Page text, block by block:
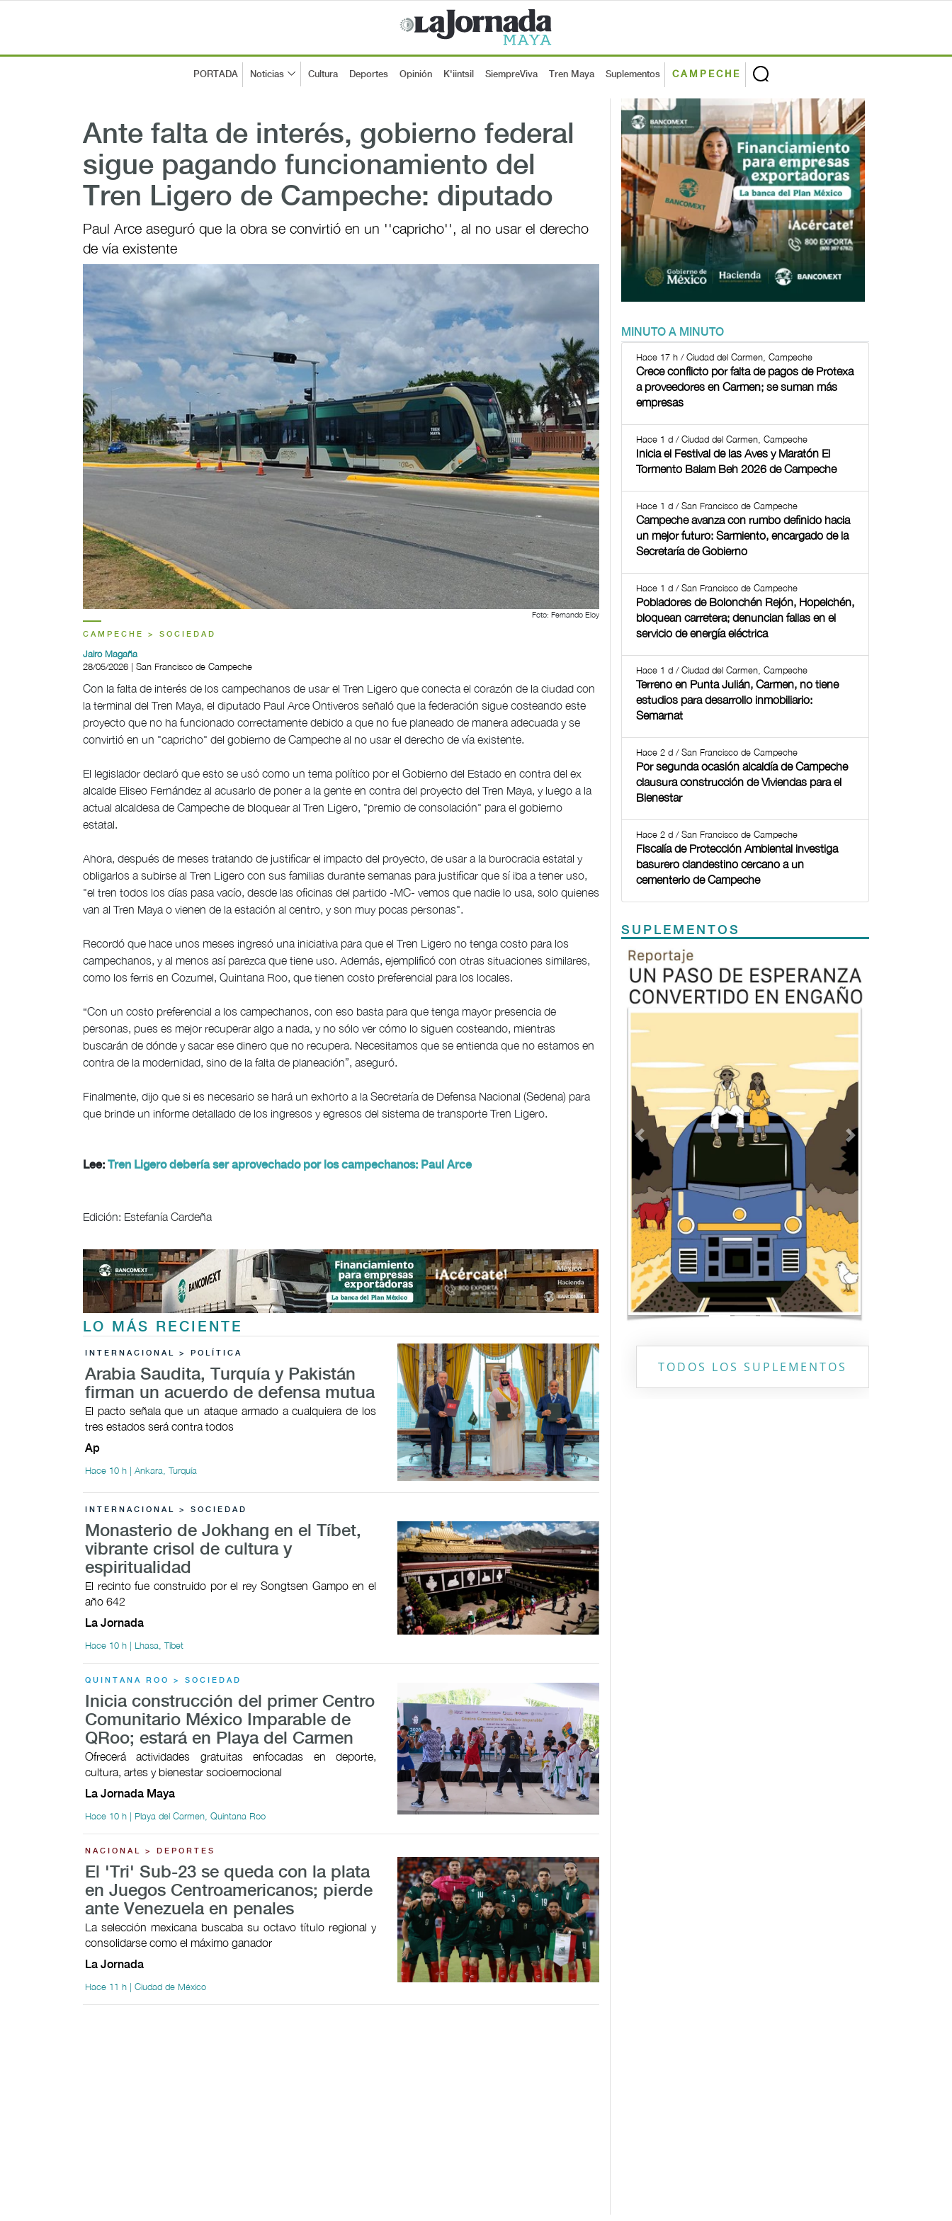
PORTADA Noticias Cultura Deportes Opinión K'iintsil SiempreViva Tren Maya Suplementos CAMPECHE
Ante falta de interés, gobierno federal
sigue pagando funcionamiento del
Tren Ligero de Campeche: diputado
Paul Arce aseguró que la obra se convirtió en un ''capricho'', al no usar el derecho
de vía existente
Foto: Fernando Eloy
CAMPECHE > SOCIEDAD
Jairo Magaña
28/05/2026 | San Francisco de Campeche
Con la falta de interés de los campechanos de usar el Tren Ligero que conecta el corazón de la ciudad con
la terminal del Tren Maya, el diputado Paul Arce Ontiveros señaló que la federación sigue costeando este
proyecto que no ha funcionado correctamente debido a que no fue planeado de manera adecuada y se
convirtió en un "capricho" del gobierno de Campeche al no usar el derecho de vía existente.
El legislador declaró que esto se usó como un tema político por el Gobierno del Estado en contra del ex
alcalde Eliseo Fernández al acusarlo de poner a la gente en contra del proyecto del Tren Maya, y luego a la
actual alcaldesa de Campeche de bloquear al Tren Ligero, "premio de consolación" para el gobierno
estatal.
Ahora, después de meses tratando de justificar el impacto del proyecto, de usar a la burocracia estatal y
obligarlos a subirse al Tren Ligero con sus familias durante semanas para justificar que sí iba a tener uso,
"el tren todos los días pasa vacío, desde las oficinas del partido -MC- vemos que nadie lo usa, solo quienes
van al Tren Maya o vienen de la estación al centro, y son muy pocas personas".
Recordó que hace unos meses ingresó una iniciativa para que el Tren Ligero no tenga costo para los
campechanos, y al menos así parezca que tiene uso. Además, ejemplificó con otras situaciones similares,
como los ferris en Cozumel, Quintana Roo, que tienen costo preferencial para los locales.
“Con un costo preferencial a los campechanos, con eso basta para que tenga mayor presencia de
personas, pues es mejor recuperar algo a nada, y no sólo ver cómo lo siguen costeando, mientras
buscarán de dónde y sacar ese dinero que no recupera. Necesitamos que se entienda que no estamos en
contra de la modernidad, sino de la falta de planeación”, aseguró.
Finalmente, dijo que si es necesario se hará un exhorto a la Secretaría de Defensa Nacional (Sedena) para
que brinde un informe detallado de los ingresos y egresos del sistema de transporte Tren Ligero.
Lee: Tren Ligero debería ser aprovechado por los campechanos: Paul Arce
Edición: Estefanía Cardeña
LO MÁS RECIENTE
INTERNACIONAL > POLÍTICA
Arabia Saudita, Turquía y Pakistán
firman un acuerdo de defensa mutua
El pacto señala que un ataque armado a cualquiera de los
tres estados será contra todos
Ap
Hace 10 h | Ankara, Turquía
INTERNACIONAL > SOCIEDAD
Monasterio de Jokhang en el Tíbet,
vibrante crisol de cultura y
espiritualidad
El recinto fue construido por el rey Songtsen Gampo en el
año 642
La Jornada
Hace 10 h | Lhasa, Tíbet
QUINTANA ROO > SOCIEDAD
Inicia construcción del primer Centro
Comunitario México Imparable de
QRoo; estará en Playa del Carmen
Ofrecerá actividades gratuitas enfocadas en deporte,
cultura, artes y bienestar socioemocional
La Jornada Maya
Hace 10 h | Playa del Carmen, Quintana Roo
NACIONAL > DEPORTES
El 'Tri' Sub-23 se queda con la plata
en Juegos Centroamericanos; pierde
ante Venezuela en penales
La selección mexicana buscaba su octavo título regional y
consolidarse como el máximo ganador
La Jornada
Hace 11 h | Ciudad de México
MINUTO A MINUTO
Hace 17 h / Ciudad del Carmen, Campeche
Crece conflicto por falta de pagos de Protexa
a proveedores en Carmen; se suman más
empresas
Hace 1 d / Ciudad del Carmen, Campeche
Inicia el Festival de las Aves y Maratón El
Tormento Balam Beh 2026 de Campeche
Hace 1 d / San Francisco de Campeche
Campeche avanza con rumbo definido hacia
un mejor futuro: Sarmiento, encargado de la
Secretaría de Gobierno
Hace 1 d / San Francisco de Campeche
Pobladores de Bolonchén Rejón, Hopelchén,
bloquean carretera; denuncian fallas en el
servicio de energía eléctrica
Hace 1 d / Ciudad del Carmen, Campeche
Terreno en Punta Julián, Carmen, no tiene
estudios para desarrollo inmobiliario:
Semarnat
Hace 2 d / San Francisco de Campeche
Por segunda ocasión alcaldía de Campeche
clausura construcción de Viviendas para el
Bienestar
Hace 2 d / San Francisco de Campeche
Fiscalía de Protección Ambiental investiga
basurero clandestino cercano a un
cementerio de Campeche
SUPLEMENTOS
Previous Next
TODOS LOS SUPLEMENTOS